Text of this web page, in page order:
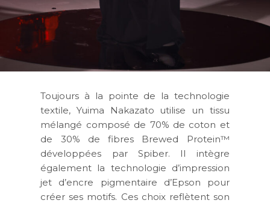
Toujours à la pointe de la technologie
textile, Yuima Nakazato utilise un tissu
mélangé composé de 70% de coton et
de 30% de fibres Brewed Protein™
développées par Spiber. Il intègre
également la technologie d’impression
jet d’encre pigmentaire d’Epson pour
créer ses motifs. Ces choix reflètent son